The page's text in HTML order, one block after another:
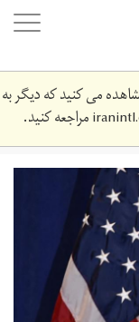
می کنید که دیگر به
مراجعه کنید.